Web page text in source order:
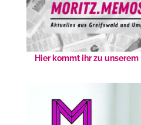
Hier kommt ihr zu